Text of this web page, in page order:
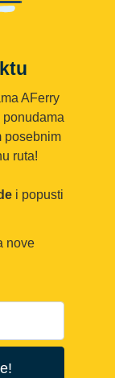
AFerry
posebnim
ruta!
i popusti
nove